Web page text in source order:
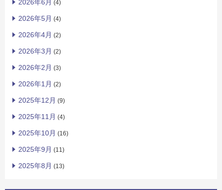
2026年6月 (4)
2026年5月 (4)
2026年4月 (2)
2026年3月 (2)
2026年2月 (3)
2026年1月 (2)
2025年12月 (9)
2025年11月 (4)
2025年10月 (16)
2025年9月 (11)
2025年8月 (13)